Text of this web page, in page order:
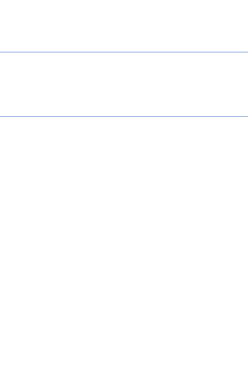
allo styling come